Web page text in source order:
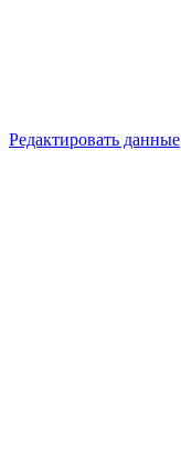
Редактировать данные